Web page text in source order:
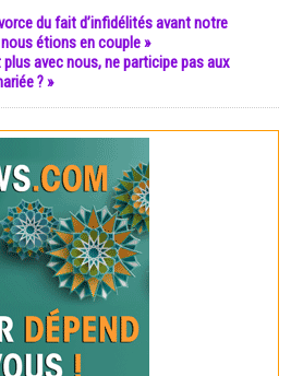
du fait d’infidélités avant notre
étions en couple »
plus avec nous, ne participe pas aux
? »